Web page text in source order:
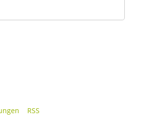
RSS